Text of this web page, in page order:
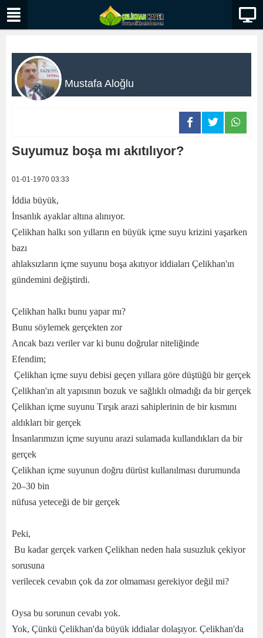
Mustafa Aloğlu
Suyumuz boşa mı akıtılıyor?
01-01-1970 03:33
İddia büyük,
İnsanlık ayaklar altına alınıyor.
Çelikhan halkı son yılların en büyük içme suyu krizini yaşarken
bazı
ahlaksızların içme suyunu boşa akıtıyor iddiaları Çelikhan'ın
gündemini değiştirdi.
Çelikhan halkı bunu yapar mı?
Bunu söylemek gerçekten zor
Ancak bazı veriler var ki bunu doğrular niteliğinde
Efendim;
Çelikhan içme suyu debisi geçen yıllara göre düştüğü bir gerçek
Çelikhan'ın alt yapısının bozuk ve sağlıklı olmadığı da bir gerçek
Çelikhan içme suyunu Tırşık arazi sahiplerinin de bir kısmını
aldıkları bir gerçek
İnsanlarımızın içme suyunu arazi sulamada kullandıkları da bir
gerçek
Çelikhan içme suyunun doğru dürüst kullanılması durumunda
20–30 bin
nüfusa yeteceği de bir gerçek
Peki,
Bu kadar gerçek varken Çelikhan neden hala susuzluk çekiyor
sorusuna
verilecek cevabın çok da zor olmaması gerekiyor değil mi?
Oysa bu sorunun cevabı yok.
Yok, Çünkü Çelikhan'da büyük iddialar dolaşıyor. Çelikhan'da